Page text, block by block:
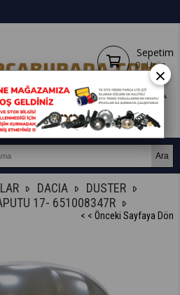
Sepetim
0 Ürün
DACIA
DUSTER
17- 651008347R
< < Önceki Sayfaya Dön
×